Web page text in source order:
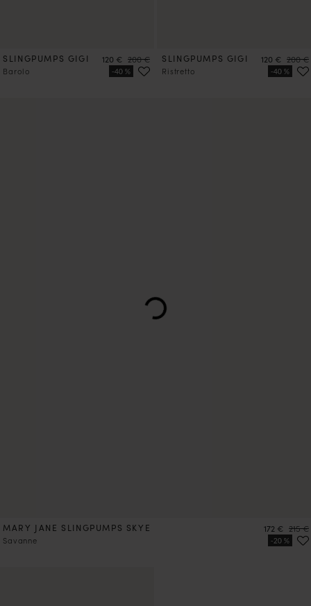
SLINGPUMPS GIGI
Barolo
Preis
120 € Preis
200 € SLINGPUMPS GIGI
Ristretto
Preis
120 € Preis
200 €
MARY JANE SLINGPUMPS SKYE
Savanne
Preis
172 € Preis
215 €